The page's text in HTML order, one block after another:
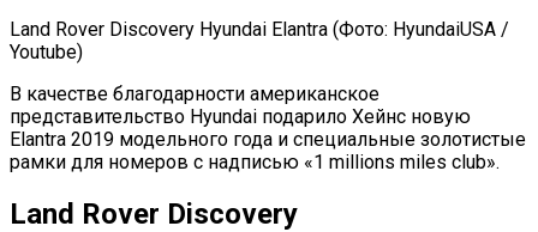
Land Rover Discovery Hyundai Elantra (Фото: HyundaiUSA /
Youtube)
В качестве благодарности американское
представительство Hyundai подарило Хейнс новую
Elantra 2019 модельного года и специальные золотистые
рамки для номеров с надписью «1 millions miles club».
Land Rover Discovery